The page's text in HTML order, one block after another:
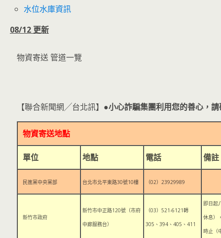
水位水庫資訊
08/12 更新
物資寄送 管道一覽
【聯合新聞網╱台北訊】 ●小心詐騙集團利用您的善心，
物資寄送地點
單位 地點 電話 備註
民進黨中央黨部 台北市北平東路30號10樓 （02）23929989
新竹市政府
新竹市中正路120號（市府
中廊服務台）
（03）521-6121轉
305、394、405、411
即日起
休息）
時止（